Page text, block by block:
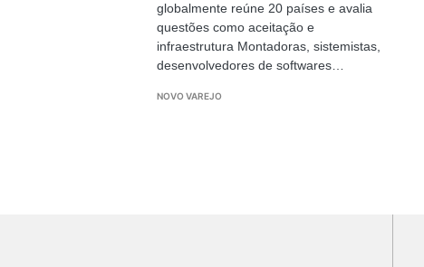
globalmente reúne 20 países e avalia
questões como aceitação e
infraestrutura Montadoras, sistemistas,
desenvolvedores de softwares…
NOVO VAREJO